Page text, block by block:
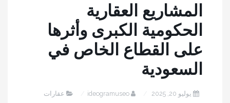
المشاريع العقارية
الحكومية الكبرى وأثرها
على القطاع الخاص في
السعودية
يوليو 20, 2025 ideogramuseo عقارات